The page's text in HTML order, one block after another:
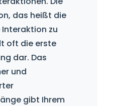
das heißt die
Interaktion zu
oft die erste
dar. Das
und
gibt Ihrem